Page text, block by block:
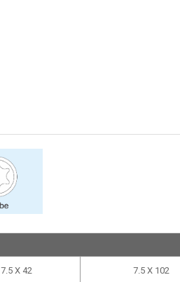
7.5 X 42 7.5 X 102